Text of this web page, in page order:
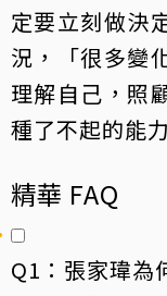
定要立刻做決
況，「很多變
理解自己，照
種了不起的能力
精華 FAQ
Q1：張家瑋為